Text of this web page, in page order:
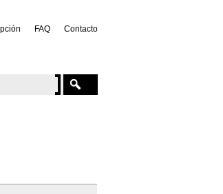
FAQ Contacto